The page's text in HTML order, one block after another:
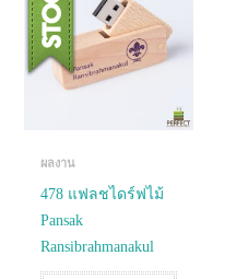
ผลงาน
478 แฟลชไดร์ฟไม้
Pansak
Ransibrahmanakul